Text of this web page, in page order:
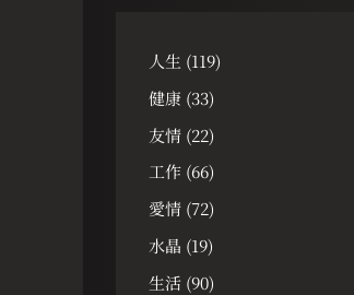
人生 (119)
健康 (33)
友情 (22)
工作 (66)
愛情 (72)
水晶 (19)
生活 (90)